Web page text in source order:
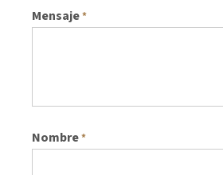
Mensaje*
Nombre*